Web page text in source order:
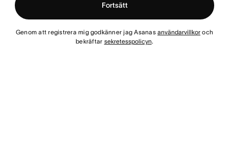
Fortsätt
Genom att registrera mig godkänner jag Asanasanvändarvillkor och
bekräftar sekretesspolicyn.